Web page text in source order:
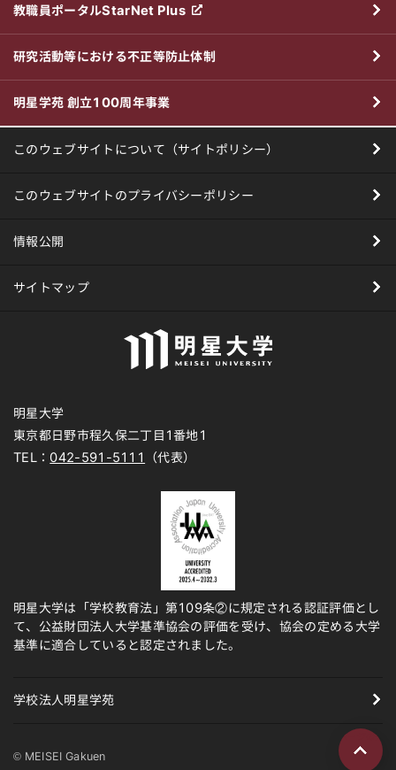
ページの先頭
教職員ポータルStarNet Plus
研究活動等における不正等防止体制
明星学苑 創立100周年事業
このウェブサイトについて（サイトポリシー）
このウェブサイトのプライバシーポリシー
情報公開
サイトマップ
明星大学
東京都日野市程久保二丁目1番地1
TEL： 042-591-5111 （代表）
明星大学は「学校教育法」第109条②に規定される認証評価とし
て、公益財団法人大学基準協会の評価を受け、協会の定める大学
基準に適合していると認定されました。
学校法人明星学苑
© MEISEI Gakuen